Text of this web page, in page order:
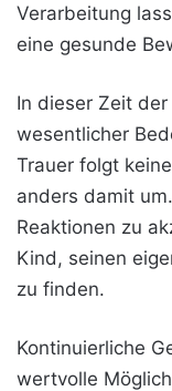
Verarbeitung
eine gesunde
In dieser Zeit
wesentlicher
Trauer folgt
anders damit
Reaktionen zu
Kind, seinen
zu finden.
Kontinuierliche
wertvolle